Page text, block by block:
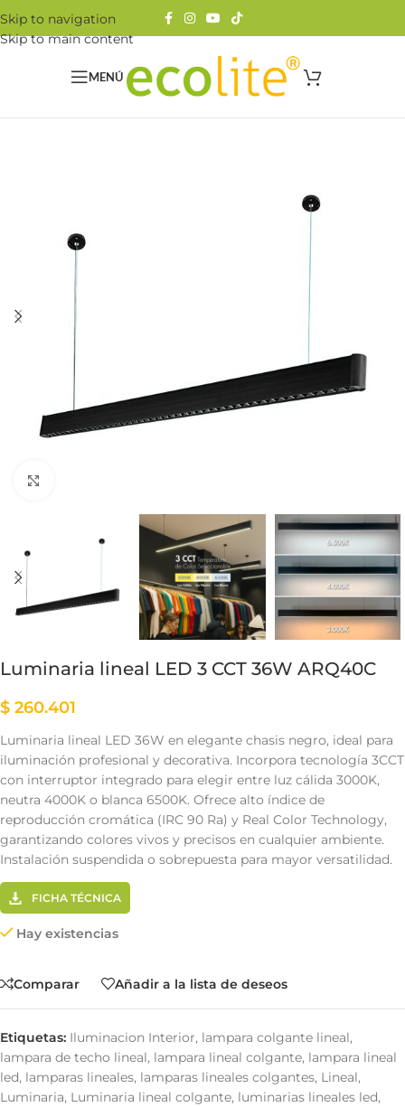
Skip to navigation
Skip to main content
MENÚ
Luminaria lineal LED 3 CCT 36W ARQ40C
$ 260.401
Luminaria lineal LED 36W en elegante chasis negro, ideal para
iluminación profesional y decorativa. Incorpora tecnología 3CCT
con interruptor integrado para elegir entre luz cálida 3000K,
neutra 4000K o blanca 6500K. Ofrece alto índice de
reproducción cromática (IRC 90 Ra) y Real Color Technology,
garantizando colores vivos y precisos en cualquier ambiente.
Instalación suspendida o sobrepuesta para mayor versatilidad.
FICHA TÉCNICA
Hay existencias
Comparar Añadir a la lista de deseos
Etiquetas: Iluminacion Interior, lampara colgante lineal,
lampara de techo lineal, lampara lineal colgante, lampara lineal
led, lamparas lineales, lamparas lineales colgantes, Lineal,
Luminaria, Luminaria lineal colgante, luminarias lineales led,